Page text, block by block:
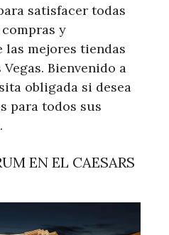
satisfacer todas
y
las mejores tiendas
Bienvenido a
obligada si desea
para todos sus
EN EL CAESARS